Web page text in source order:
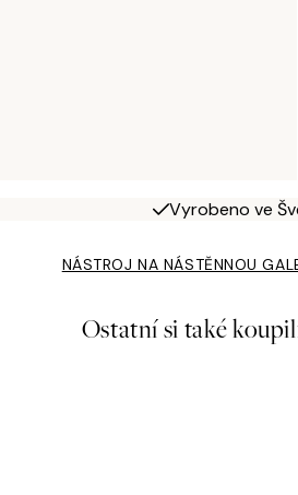
Vyrobeno ve
NÁSTROJ NA NÁSTĚNNOU
Ostatní si také